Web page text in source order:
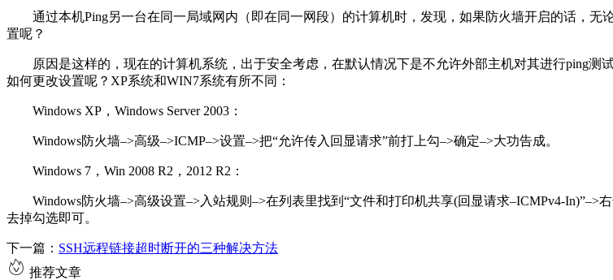
通过本机Ping另一台在同一局域网内（即在同一网段）的计算机时，发现，如果防火墙开启的话，
置呢？
原因是这样的，现在的计算机系统，出于安全考虑，在默认情况下是不允许外部主机对其进行ping测
如何更改设置呢？XP系统和WIN7系统有所不同：
Windows XP，Windows Server 2003：
Windows防火墙–>高级–>ICMP–>设置–>把“允许传入回显请求”前打上勾–>确定–>大功告成。
Windows 7，Win 2008 R2，2012 R2：
Windows防火墙–>高级设置–>入站规则–>在列表里找到“文件和打印机共享(回显请求–ICMPv4-
去掉勾选即可。
下一篇： SSH远程链接超时断开的三种解决方法
推荐文章